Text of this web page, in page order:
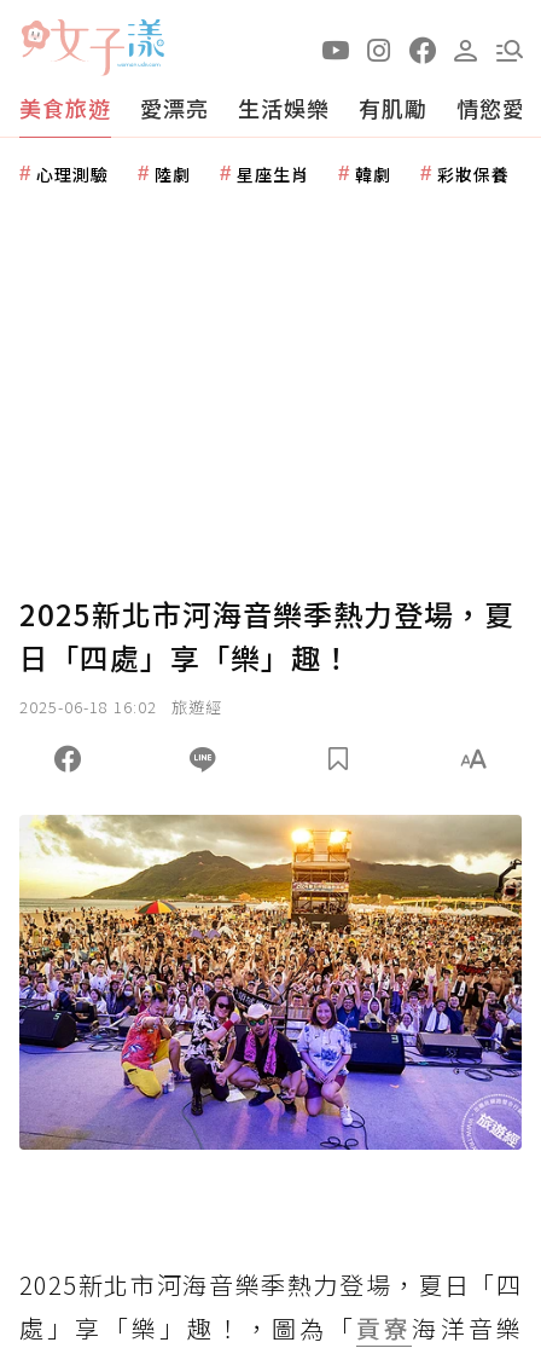
美食旅遊 愛漂亮 生活娛樂 有肌勵 情慾愛
心理測驗 陸劇 星座生肖 韓劇 彩妝保養
2025新北市河海音樂季熱力登場，夏
日「四處」享「樂」趣！
2025-06-18 16:02 旅遊經
2025新北市河海音樂季熱力登場，夏日「四
處」享「樂」趣！，圖為「貢寮海洋音樂